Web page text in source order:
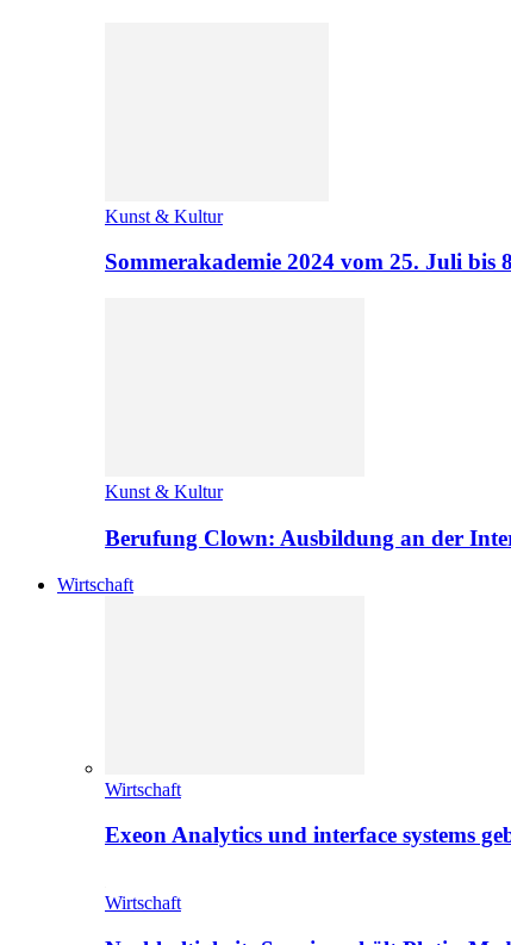
Kunst & Kultur
Sommerakademie 2024 vom 25. Juli bis
Kunst & Kultur
Berufung Clown: Ausbildung an der
Wirtschaft
Wirtschaft
Exeon Analytics und interface systems
Wirtschaft